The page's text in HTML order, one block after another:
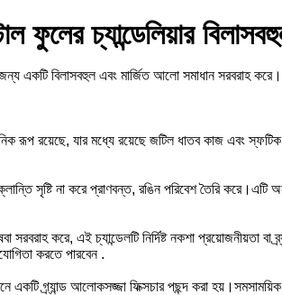
চ্যান্ডেলিয়ার
একটি বিলাসবহুল এবং মার্জিত আলো সমাধান সরবরাহ
রূপ রয়েছে, যার মধ্যে রয়েছে জটিল ধাতব কাজ এবং
সৃষ্টি না করে প্রাণবন্ত, রঙিন পরিবেশ তৈরি
করে, এই চ্যান্ডেলটি নির্দিষ্ট নকশা প্রয়োজনীয়তা বা
করতে পারবেন .
গ্র্যান্ড আলোকসজ্জা ফিক্সচার পছন্দ করা হয়।সমসাময়িক